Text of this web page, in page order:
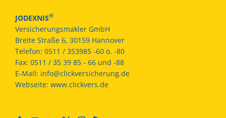
JODEXNIS®
Versicherungsmakler GmbH
Breite Straße 6, 30159 Hannover
Telefon: 0511 / 353985 -60 o. -80
Fax: 0511 / 35 39 85 - 66 und -88
E-Mail: info@clickversicherung.de
Webseite: www.clickvers.de